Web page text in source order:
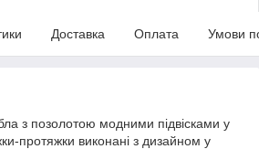
Доставка Оплата Умови
з позолотою модними підвісками у
протяжки виконані з дизайном у